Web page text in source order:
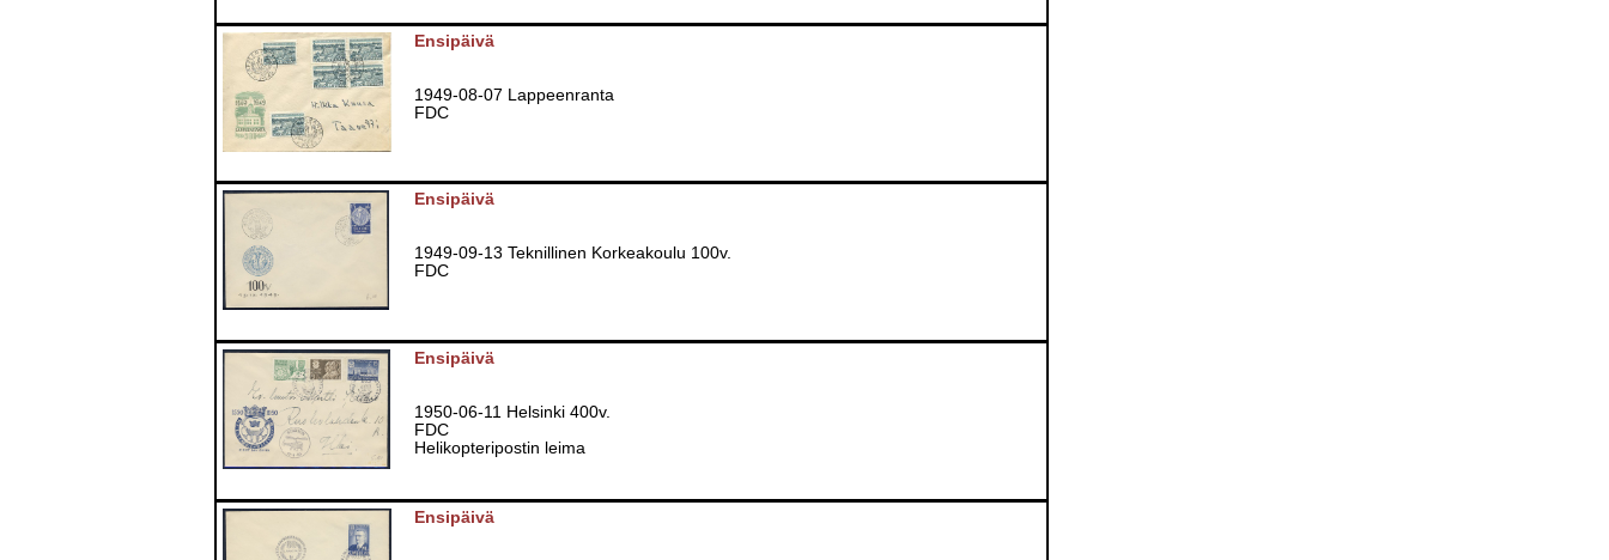
Ensipäivä
1949-08-07 Lappeenranta
FDC
Ensipäivä
1949-09-13 Teknillinen Korkeakoulu 100v.
FDC
Ensipäivä
1950-06-11 Helsinki 400v.
FDC
Helikopteripostin leima
Ensipäivä